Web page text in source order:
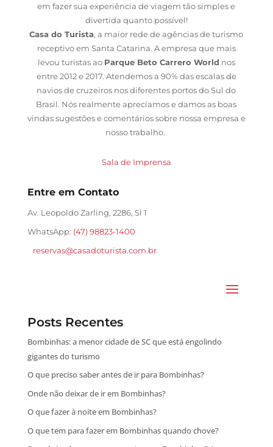
em fazer sua experiência de viagem tão simples e
divertida quanto possível!
Casa do Turista, a maior rede de agências de turismo
receptivo em Santa Catarina. A empresa que mais
levou turistas ao Parque Beto Carrero World nos
entre 2012 e 2017. Atendemos a 90% das escalas de
navios de cruzeiros nos diferentes portos do Sul do
Brasil. Nós realmente apreciamos e damos as boas
vindas sugestões e comentários sobre nossa empresa e
nosso trabalho.
Sala de Imprensa
Entre em Contato
Av. Leopoldo Zarling, 2286, Sl 1
WhatsApp: (47) 98823-1400
reservas@casadoturista.com.br
Posts Recentes
Bombinhas: a menor cidade de SC que está engolindo
gigantes do turismo
O que preciso saber antes de ir para Bombinhas?
Onde não deixar de ir em Bombinhas?
O que fazer à noite em Bombinhas?
O que tem para fazer em Bombinhas quando chove?